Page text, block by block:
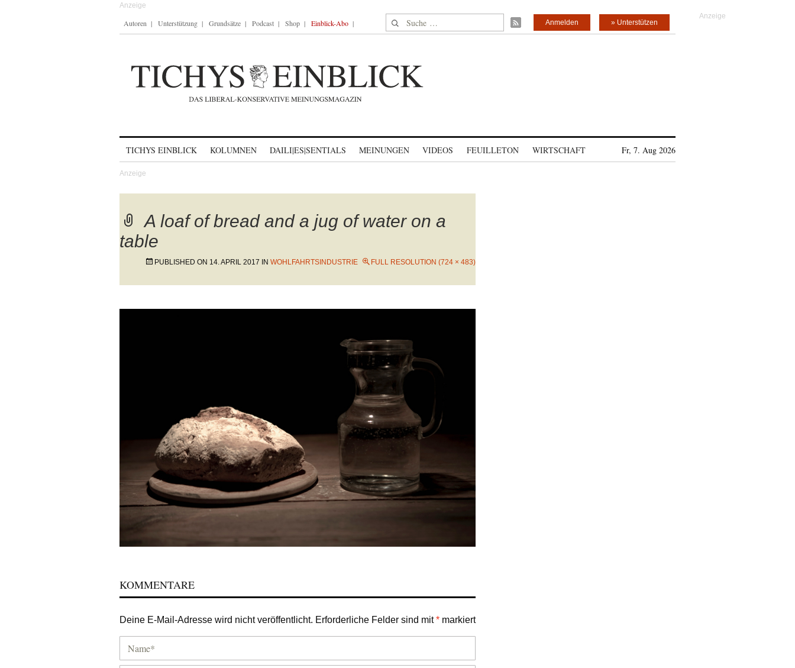
Autoren Unterstützung Grundsätze Podcast Shop Einblick-Abo Suche nach: » Unterstützen
Anmelden
TICHYS EINBLICK KOLUMNEN DAILI|ES|SENTIALS MEINUNGEN VIDEOS FEUILLETON WIRTSCHAFT Fr, 7. Aug 2026
A loaf of bread and a jug of water on a
table
PUBLISHED ON 14. APRIL 2017 IN WOHLFAHRTSINDUSTRIE FULL RESOLUTION (724 × 483)
KOMMENTARE
Deine E-Mail-Adresse wird nicht veröffentlicht. Erforderliche Felder sind mit* markiert